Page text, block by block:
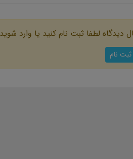
دیدگاه لطفا ثبت نام کنید یا وارد
ثبت نام